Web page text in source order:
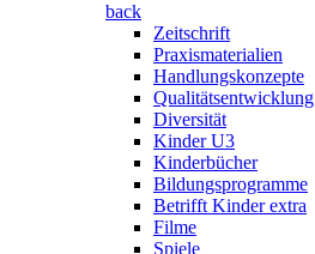
back
Zeitschrift
Praxismaterialien
Handlungskonzepte
Qualitätsentwicklung
Diversität
Kinder U3
Kinderbücher
Bildungsprogramme
Betrifft Kinder extra
Filme
Spiele